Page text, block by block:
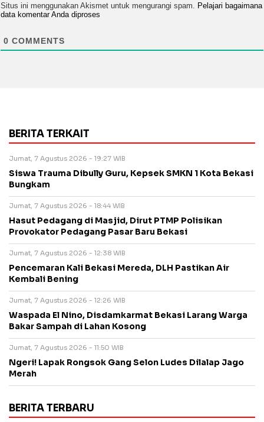
Situs ini menggunakan Akismet untuk mengurangi spam. Pelajari bagaimana
data komentar Anda diproses
0 COMMENTS
BERITA TERKAIT
Jumat, 7 Agustus 2026 - 19:27 WIB
Siswa Trauma Dibully Guru, Kepsek SMKN 1 Kota Bekasi
Bungkam
Jumat, 7 Agustus 2026 - 18:44 WIB
Hasut Pedagang di Masjid, Dirut PTMP Polisikan
Provokator Pedagang Pasar Baru Bekasi
Jumat, 7 Agustus 2026 - 12:38 WIB
Pencemaran Kali Bekasi Mereda, DLH Pastikan Air
Kembali Bening
Jumat, 7 Agustus 2026 - 12:26 WIB
Waspada El Nino, Disdamkarmat Bekasi Larang Warga
Bakar Sampah di Lahan Kosong
Jumat, 7 Agustus 2026 - 11:50 WIB
Ngeri! Lapak Rongsok Gang Selon Ludes Dilalap Jago
Merah
BERITA TERBARU